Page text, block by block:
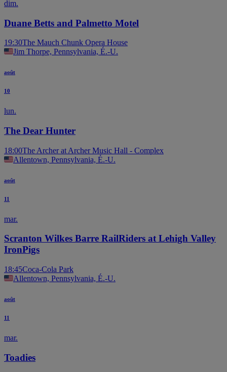
dim.
Duane Betts and Palmetto Motel
19:30The Mauch Chunk Opera House
Jim Thorpe, Pennsylvania, É.-U.
août
10
lun.
The Dear Hunter
18:00The Archer at Archer Music Hall - Complex
Allentown, Pennsylvania, É.-U.
août
11
mar.
Scranton Wilkes Barre RailRiders at Lehigh Valley
IronPigs
18:45Coca-Cola Park
Allentown, Pennsylvania, É.-U.
août
11
mar.
Toadies